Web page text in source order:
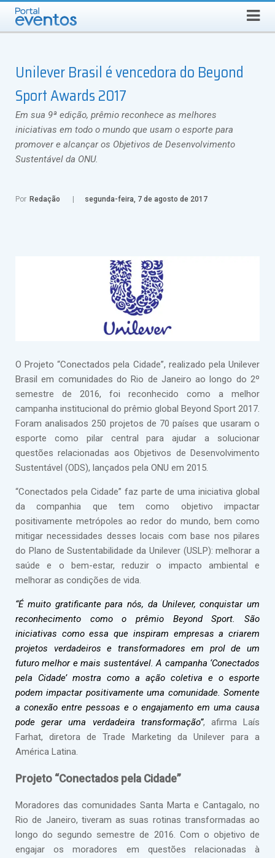
Select Language ▼
Unilever Brasil é vencedora do Beyond
Sport Awards 2017
Em sua 9ª edição, prêmio reconhece as melhores
iniciativas em todo o mundo que usam o esporte para
promover e alcançar os Objetivos de Desenvolvimento
Sustentável da ONU.
Por Redação segunda-feira, 7 de agosto de 2017
O Projeto “Conectados pela Cidade”, realizado pela Unilever
Brasil em comunidades do Rio de Janeiro ao longo do 2º
semestre de 2016, foi reconhecido como a melhor
campanha institucional do prêmio global Beyond Sport 2017.
Foram analisados 250 projetos de 70 países que usaram o
esporte como pilar central para ajudar a solucionar
questões relacionadas aos Objetivos de Desenvolvimento
Sustentável (ODS), lançados pela ONU em 2015.
“Conectados pela Cidade” faz parte de uma iniciativa global
da companhia que tem como objetivo impactar
positivamente metrópoles ao redor do mundo, bem como
mitigar necessidades desses locais com base nos pilares
do Plano de Sustentabilidade da Unilever (USLP): melhorar a
saúde e o bem-estar, reduzir o impacto ambiental e
melhorar as condições de vida.
“É muito gratificante para nós, da Unilever, conquistar um
reconhecimento como o prêmio Beyond Sport. São
iniciativas como essa que inspiram empresas a criarem
projetos verdadeiros e transformadores em prol de um
futuro melhor e mais sustentável. A campanha ‘Conectados
pela Cidade’ mostra como a ação coletiva e o esporte
podem impactar positivamente uma comunidade. Somente
a conexão entre pessoas e o engajamento em uma causa
pode gerar uma verdadeira transformação”, afirma Laís
Farhat, diretora de Trade Marketing da Unilever para a
América Latina.
Projeto “Conectados pela Cidade”
Moradores das comunidades Santa Marta e Cantagalo, no
Rio de Janeiro, tiveram as suas rotinas transformadas ao
longo do segundo semestre de 2016. Com o objetivo de
engajar os moradores em questões relacionadas à